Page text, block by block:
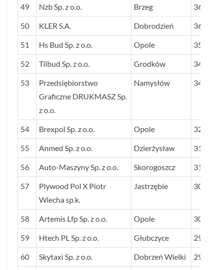
49 Nzb Sp. z o.o. Brzeg 364
50 KLER S.A. Dobrodzień 362
51 Hs Bud Sp. z o.o. Opole 357
52 Tilbud Sp. z o.o. Grodków 345
53
Przedsiębiorstwo
Graficzne DRUKMASZ Sp.
z o.o.
Namysłów 342
54 Brexpol Sp. z o.o. Opole 321
55 Anmed Sp. z o.o. Dzierżysław 318
56 Auto-Maszyny Sp. z o.o. Skorogoszcz 314
57
Plywood Pol X Piotr
Wiecha sp.k.
Jastrzębie 309
58 Artemis Lfp Sp. z o.o. Opole 301
59 Htech PL Sp. z o.o. Głubczyce 297
60 Skytaxi Sp. z o.o. Dobrzeń Wielki 294